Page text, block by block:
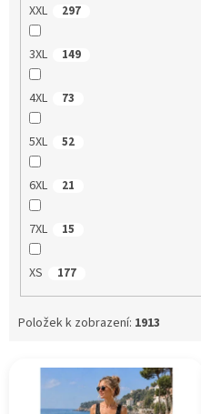
XXL 297
3XL 149
4XL 73
5XL 52
6XL 21
7XL 15
XS 177
Položek k zobrazení: 1913